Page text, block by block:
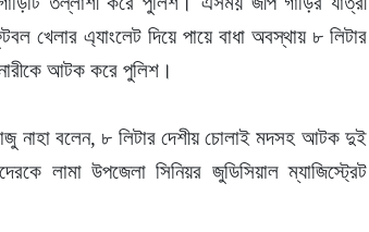
এ্যাংলেট দিয়ে পায়ে বাধা অবস্থায় ৮ লিটার
আটক করে পুলিশ।
লামা উপজেলা সিনিয়র জুডিসিয়াল ম্যাজিস্ট্রেট